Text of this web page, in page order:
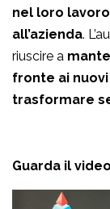
nel loro
all’azienda.
riuscire a
fronte ai
trasformare
Guarda il video